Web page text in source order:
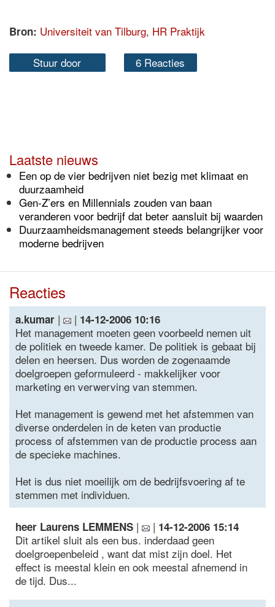
Bron: Universiteit van Tilburg, HR Praktijk
Stuur door 6 Reacties
Laatste nieuws
Een op de vier bedrijven niet bezig met klimaat en
duurzaamheid
Gen-Z’ers en Millennials zouden van baan
veranderen voor bedrijf dat beter aansluit bij waarden
Duurzaamheidsmanagement steeds belangrijker voor
moderne bedrijven
Reacties
a.kumar | | 14-12-2006 10:16
Het management moeten geen voorbeeld nemen uit
de politiek en tweede kamer. De politiek is gebaat bij
delen en heersen. Dus worden de zogenaamde
doelgroepen geformuleerd - makkelijker voor
marketing en verwerving van stemmen.
Het management is gewend met het afstemmen van
diverse onderdelen in de keten van productie
process of afstemmen van de productie process aan
de specieke machines.
Het is dus niet moeilijk om de bedrijfsvoering af te
stemmen met individuen.
heer Laurens LEMMENS | | 14-12-2006 15:14
Dit artikel sluit als een bus. inderdaad geen
doelgroepenbeleid , want dat mist zijn doel. Het
effect is meestal klein en ook meestal afnemend in
de tijd. Dus...